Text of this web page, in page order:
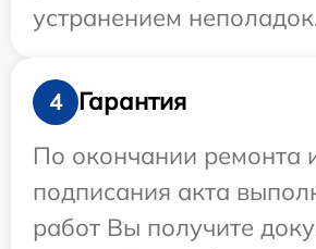
устранением
4
Гарантия
По окончании ремонта
подписания акта
работ Вы получите